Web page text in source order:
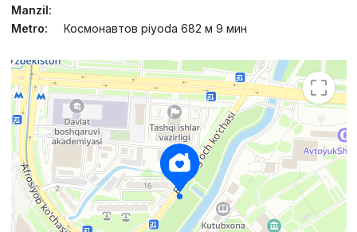
Manzil:
Metro:
Космонавтов piyoda 682 м 9 мин